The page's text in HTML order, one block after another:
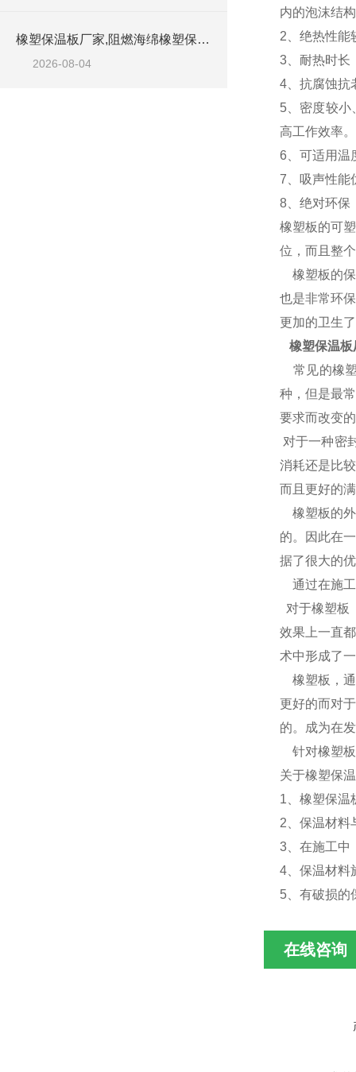
橡塑保温板厂家,阻燃海绵橡塑保温板厂家出售
2026-08-04
内的泡沫结
2、绝热性能
3、耐热时长
4、抗腐蚀抗
5、密度较小
高工作效率。
6、可适用温
7、吸声性能
8、绝对环保
橡塑板的可
位，而且整
橡塑板的保
也是非常环
更加的卫生
橡塑保温
常见的橡塑
种，但是最
要求而改变
对于一种密
消耗还是比
而且更好的
橡塑板的外
的。因此在
据了很大的
通过在施工
对于橡塑板
效果上一直
术中形成了
橡塑板，通
更好的而对
的。成为在
针对橡塑板
关于橡塑保
1、橡塑保温
2、保温材料
3、在施工中
4、保温材料
5、有破损的
在线咨询